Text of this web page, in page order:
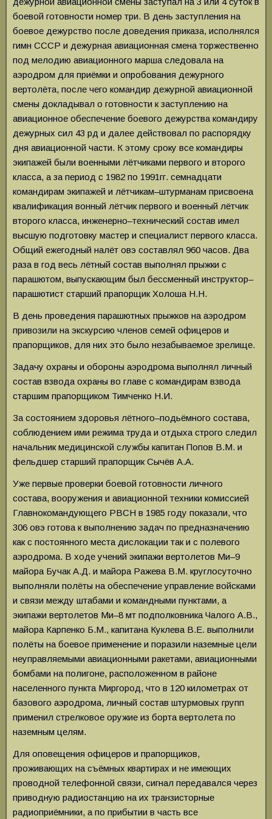
боевой готовности номер три. В день заступления на
боевое дежурство после доведения приказа, исполнялся
гимн СССР и дежурная авиационная смена торжественно
под мелодию авиационного марша следовала на
аэродром для приёмки и опробования дежурного
вертолёта, после чего командир дежурной авиационной
смены докладывал о готовности к заступлению на
авиационное обеспечение боевого дежурства командиру
дежурных сил 43 рд и далее действовал по распорядку
дня авиационной части. К этому сроку все командиры
экипажей были военными лётчиками первого и второго
класса, а за период с 1982 по 1991гг. семнадцати
командирам экипажей и лётчикам–штурманам присвоена
квалификация вонный лётчик первого и военный лётчик
второго класса, инженерно–технический состав имел
высшую подготовку мастер и специалист первого класса.
Общий ежегодный налёт овэ составлял 960 часов. Два
раза в год весь лётный состав выполнял прыжки с
парашютом, выпускающим был бессменный инструктор–
парашютист старший прапорщик Холоша Н.Н.
В день проведения парашютных прыжков на аэродром
привозили на экскурсию членов семей офицеров и
прапорщиков, для них это было незабываемое зрелище.
Задачу охраны и обороны аэродрома выполнял личный
состав взвода охраны во главе с командирам взвода
старшим прапорщиком Тимченко Н.И.
За состоянием здоровья лётного–подьёмного состава,
соблюдением ими режима труда и отдыха строго следил
начальник медицинской службы капитан Попов В.М. и
фельдшер старший прапорщик Сычёв А.А.
Уже первые проверки боевой готовности личного
состава, вооружения и авиационной техники комиссией
Главнокомандующего РВСН в 1985 году показали, что
306 овэ готова к выполнению задач по предназначению
как с постоянного места дислокации так и с полевого
аэродрома. В ходе учений экипажи вертолетов Ми–9
майора Бучак А.Д. и майора Ражева В.М. круглосуточно
выполняли полёты на обеспечение управление войсками
и связи между штабами и командными пунктами, а
экипажи вертолетов Ми–8 мт подполковника Чалого А.В.,
майора Карпенко Б.М., капитана Куклева В.Е. выполнили
полёты на боевое применение и поразили наземные цели
неуправляемыми авиационными ракетами, авиационными
бомбами на полигоне, расположенном в районе
населенного пункта Миргород, что в 120 километрах от
базового аэродрома, личный состав штурмовых групп
применил стрелковое оружие из борта вертолета по
наземным целям.
Для оповещения офицеров и прапорщиков,
проживающих на съёмных квартирах и не имеющих
проводной телефонной связи, сигнал передавался через
приводную радиостанцию на их транзисторные
радиоприёмники, а по прибытии в часть все